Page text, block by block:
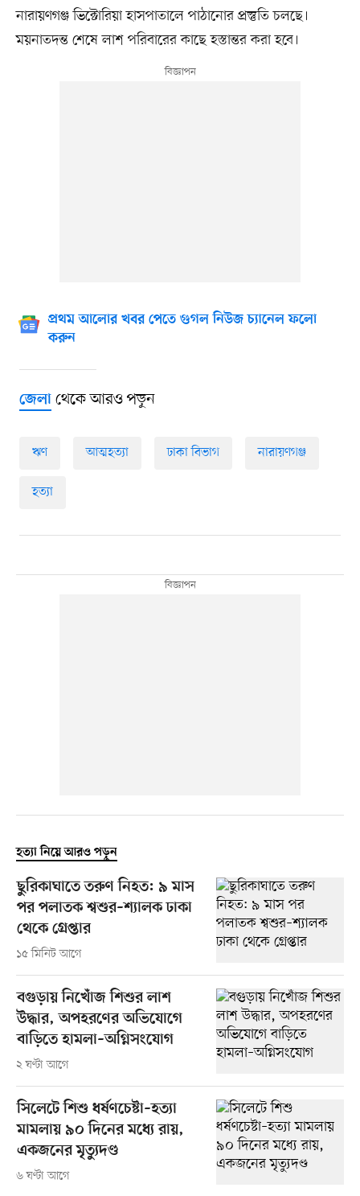
নারায়ণগঞ্জ ভিক্টোরিয়া হাসপাতালে পাঠানোর প্রস্তুতি চলছে।
ময়নাতদন্ত শেষে লাশ পরিবারের কাছে হস্তান্তর করা হবে।
প্রথম আলোর খবর পেতে গুগল নিউজ চ্যানেল ফলো
করুন
জেলাথেকে আরও পড়ুন
ঋণ আত্মহত্যা ঢাকা বিভাগ নারায়ণগঞ্জ
হত্যা
হত্যা নিয়ে আরও পড়ুন
ছুরিকাঘাতে তরুণ নিহত: ৯ মাস
পর পলাতক শ্বশুর–শ্যালক ঢাকা
থেকে গ্রেপ্তার
১৫ মিনিট আগে
বগুড়ায় নিখোঁজ শিশুর লাশ
উদ্ধার, অপহরণের অভিযোগে
বাড়িতে হামলা–অগ্নিসংযোগ
২ ঘণ্টা আগে
সিলেটে শিশু ধর্ষণচেষ্টা–হত্যা
মামলায় ৯০ দিনের মধ্যে রায়,
একজনের মৃত্যুদণ্ড
৬ ঘণ্টা আগে